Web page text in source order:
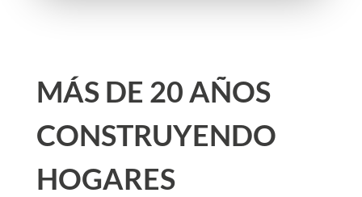
MÁS DE 20 AÑOS
CONSTRUYENDO
HOGARES